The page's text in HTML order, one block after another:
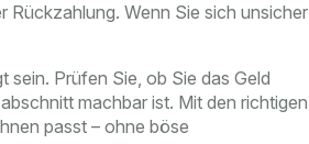
Rückzahlung. Wenn Sie sich unsicher
sein. Prüfen Sie, ob Sie das Geld
machbar ist. Mit den richtigen
passt – ohne böse